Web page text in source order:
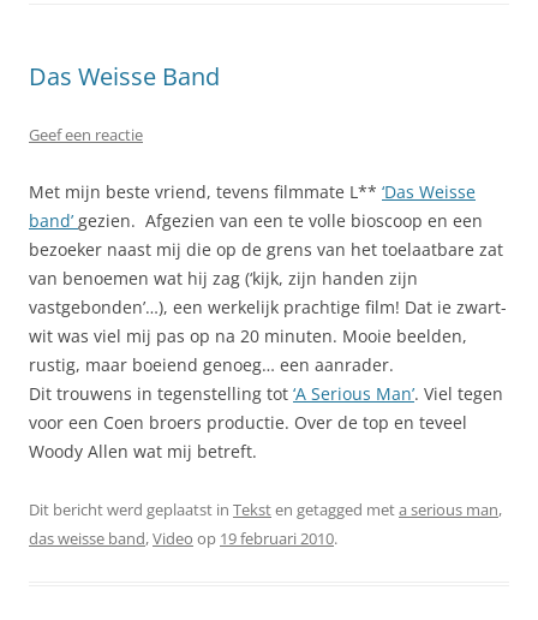
Das Weisse Band
Geef een reactie
Met mijn beste vriend, tevens filmmate L** ‘Das Weisse
band’ gezien. Afgezien van een te volle bioscoop en een
bezoeker naast mij die op de grens van het toelaatbare zat
van benoemen wat hij zag (‘kijk, zijn handen zijn
vastgebonden’…), een werkelijk prachtige film! Dat ie zwart-
wit was viel mij pas op na 20 minuten. Mooie beelden,
rustig, maar boeiend genoeg… een aanrader.
Dit trouwens in tegenstelling tot ‘A Serious Man’. Viel tegen
voor een Coen broers productie. Over de top en teveel
Woody Allen wat mij betreft.
Dit bericht werd geplaatst in Teksten getagged meta serious man,
das weisse band,Video op 19 februari 2010.